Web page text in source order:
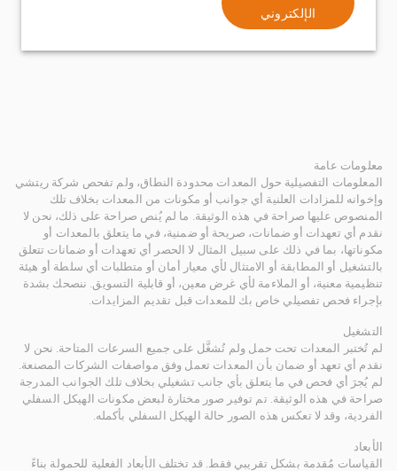
الإلكتروني
معلومات عامة
المعلومات التفصيلية حول المعدات محدودة النطاق، ولم تفحص شركة ريتشي
وإخوانه للمزادات العلنية أي جوانب أو مكونات من المعدات بخلاف تلك
المنصوص عليها صراحة في هذه الوثيقة. ما لم يُنص صراحة على ذلك، نحن لا
نقدم أي تعهدات أو ضمانات، صريحة أو ضمنية، في ما يتعلق بالمعدات أو
مكوناتها، بما في ذلك على سبيل المثال لا الحصر أي تعهدات أو ضمانات تتعلق
بالتشغيل أو المطابقة أو الامتثال لأي معيار أمان أو متطلبات أي سلطة أو هيئة
تنظيمية معنية، أو الملاءمة لأي غرض معين، أو قابلية التسويق. ننصحك بشدة
بإجراء فحص تفصيلي خاص بك للمعدات قبل تقديم المزايدات.
التشغيل
لم تُختبر المعدات تحت حمل ولم تُشغَّل على جميع السرعات المتاحة. نحن لا
نقدم أي تعهد أو ضمان بأن المعدات تعمل وفق مواصفات الشركات المصنعة.
لم يُجرَ أي فحص في ما يتعلق بأي جانب تشغيلي بخلاف تلك الجوانب المدرجة
صراحة في هذه الوثيقة. تم توفير صور مختارة لبعض مكونات الهيكل السفلي
الفردية، وقد لا تعكس هذه الصور حالة الهيكل السفلي بأكمله.
الأبعاد
القياسات مُقدمة بشكل تقريبي فقط. قد تختلف الأبعاد الفعلية للحمولة بناءً